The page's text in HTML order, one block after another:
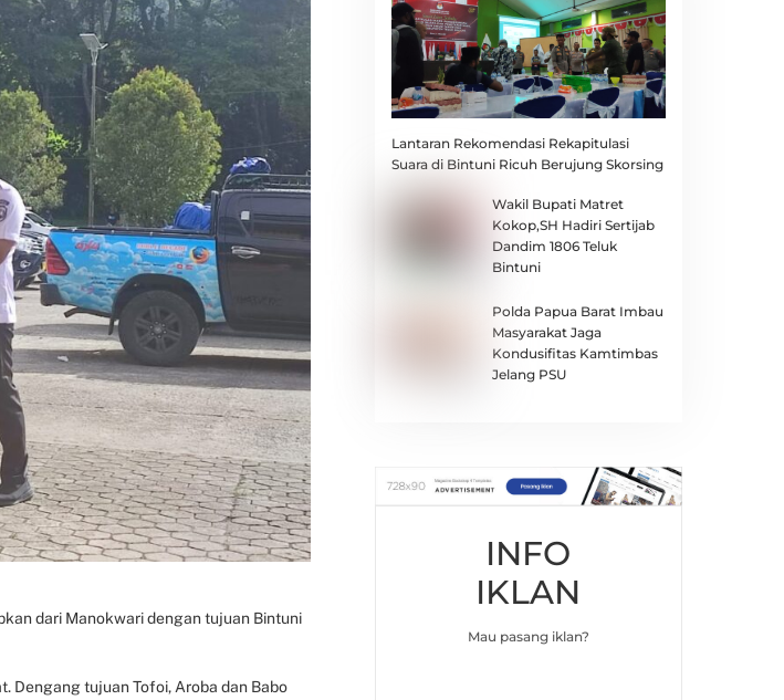
dari Manokwari dengan tujuan Bintuni
Dengang tujuan Tofoi, Aroba dan Babo
Lantaran Rekomendasi Rekapitulasi
Suara di Bintuni Ricuh Berujung Skorsing
Wakil Bupati Matret
Kokop,SH Hadiri Sertijab
Dandim 1806 Teluk
Bintuni
Polda Papua Barat Imbau
Masyarakat Jaga
Kondusifitas Kamtimbas
Jelang PSU
INFO
IKLAN
Mau pasang iklan?